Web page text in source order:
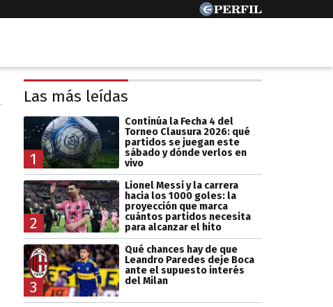
Las más leídas
1
Continúa la Fecha 4 del
Torneo Clausura 2026: qué
partidos se juegan este
sábado y dónde verlos en
vivo
2
Lionel Messi y la carrera
hacia los 1000 goles: la
proyección que marca
cuántos partidos necesita
para alcanzar el hito
3
Qué chances hay de que
Leandro Paredes deje Boca
ante el supuesto interés
del Milan